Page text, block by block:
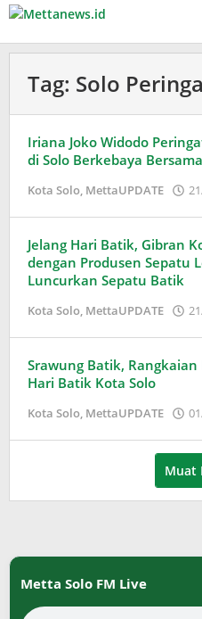
Lewati
konten
Tag: Solo
Iriana Joko Widodo
di Solo Berkebaya
Kota Solo, MettaUPDATE
Jelang Hari Batik, Gibran
dengan Produsen Sepatu
Luncurkan Sepatu Batik
Kota Solo, MettaUPDATE
Srawung Batik,
Hari Batik Kota Solo
Kota Solo, MettaUPDATE
Muat
Metta Solo FM Live